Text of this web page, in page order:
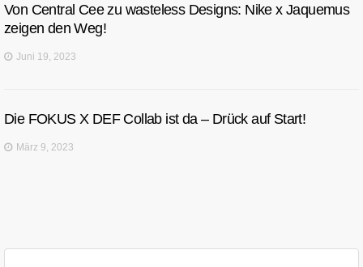
Von Central Cee zu wasteless Designs: Nike x Jaquemus
zeigen den Weg!
Juni 19, 2023
Die FOKUS X DEF Collab ist da – Drück auf Start!
März 9, 2023